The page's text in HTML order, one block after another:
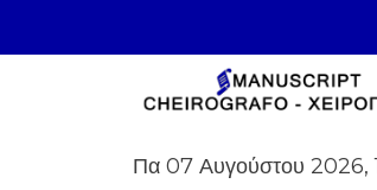
Πα 07 Αυγούστου